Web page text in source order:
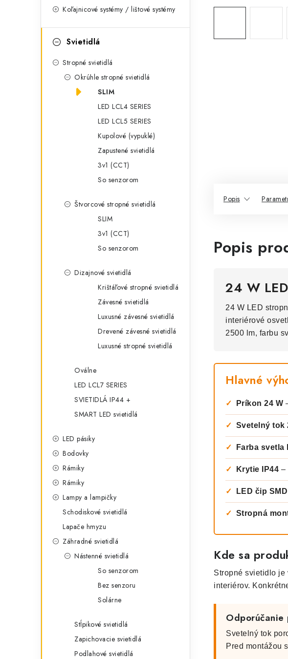
l
Koľajnicové systémy / lištové systémy
Svietidlá
Stropné svietidlá
Okrúhle stropné svietidlá
SLIM
LED LCL4 SERIES
LED LCL5 SERIES
Kupolové (vypuklé)
Zapustené svietidlá
3v1 (CCT)
So senzorom
Štvorcové stropné svietidlá
SLIM
3v1 (CCT)
So senzorom
Dizajnové svietidlá
Krištáľové stropné svietidlá
Závesné svietidlá
Luxusné závesné svietidlá
Drevené závesné svietidlá
Luxusné stropné svietidlá
Oválne
LED LCL7 SERIES
SVIETIDLÁ IP44 +
SMART LED svietidlá
LED pásiky
Bodovky
Rámiky
Rámiky
Lampy a lampičky
Schodiskové svietidlá
Lapače hmyzu
Záhradné svietidlá
Nástenné svietidlá
So senzorom
Bez senzoru
Solárne
Stĺpikové svietidlá
Zapichovacie svietidlá
Podlahové svietidlá
Popis
Popis
24 W
24 W LED
interiérové
2500 lm, farbu
Hlavné
✓ Príkon 24 W
✓ Svetelný tok
✓ Farba svetla
✓ Krytie IP44 –
✓ LED čip SMD
✓ Stropná
Kde sa
Stropné svietidlo
interiérov.
Odporúčanie
Svetelný tok
Pred montážou